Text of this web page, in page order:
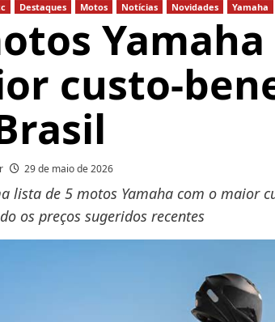
Destaques Motos Notícias Novidades Yamaha
custo-
29 de maio de 2026
lista de 5 motos Yamaha com o maior
os preços sugeridos recentes